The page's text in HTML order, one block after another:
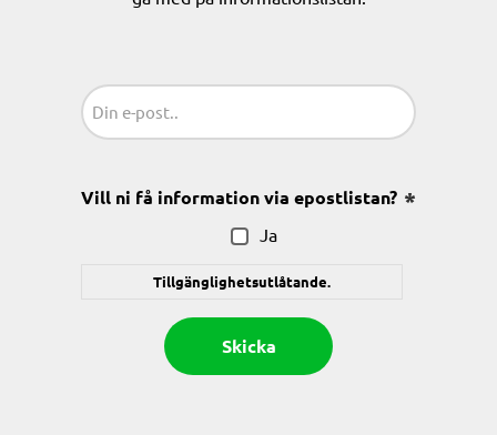
Vill ni få information via epostlistan?
Ja
Tillgänglighetsutlåtande.